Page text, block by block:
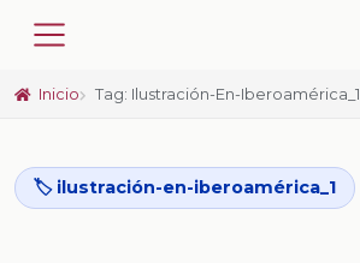
Inicio Tag: Ilustración-En-Iberoamérica_1
🏷️ ilustración-en-iberoamérica_1